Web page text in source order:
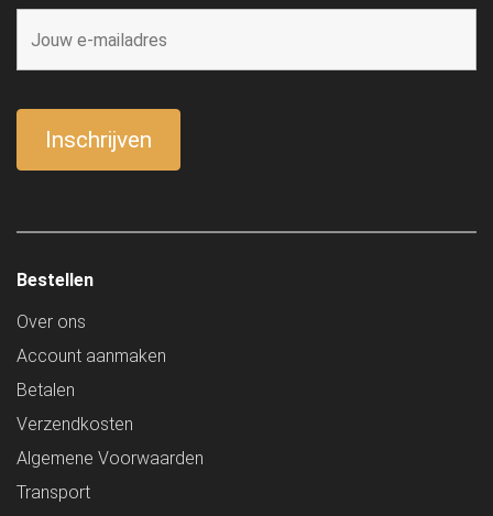
Bestellen
Over ons
Account aanmaken
Betalen
Verzendkosten
Algemene Voorwaarden
Transport